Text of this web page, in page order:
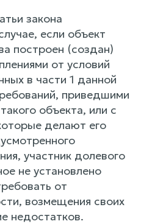
закона
если объект
построен (создан)
от условий
в части 1 данной
приведшими
объекта, или с
делают его
участник долевого
не установлено
от
возмещения своих
недостатков.